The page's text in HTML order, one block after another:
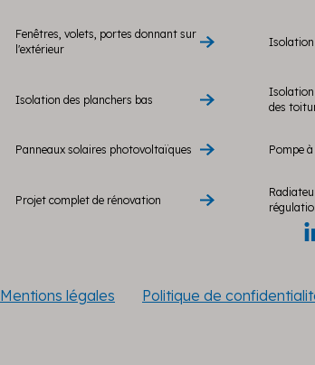
Fenêtres, volets, portes donnant sur
l'extérieur
Isolation
Isolation des planchers bas
Isolation
des
Panneaux solaires photovoltaïques Pompe
Projet complet de rénovation
Mentions légales Politique de